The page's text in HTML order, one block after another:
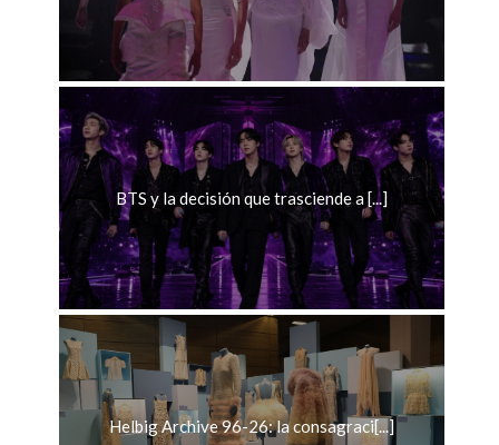
BTS y la decisión que trasciende a [...]
Helbig Archive 96-26: la consagraci[...]